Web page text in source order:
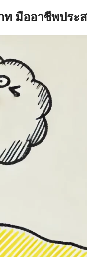
ท มืออาชีพประ